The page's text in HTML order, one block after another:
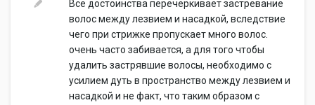
Все достоинства перечеркивает застревание
волос между лезвием и насадкой, вследствие
чего при стрижке пропускает много волос.
очень часто забивается, а для того чтобы
удалить застрявшие волосы, необходимо с
усилием дуть в пространство между лезвием и
насадкой и не факт, что таким образом с